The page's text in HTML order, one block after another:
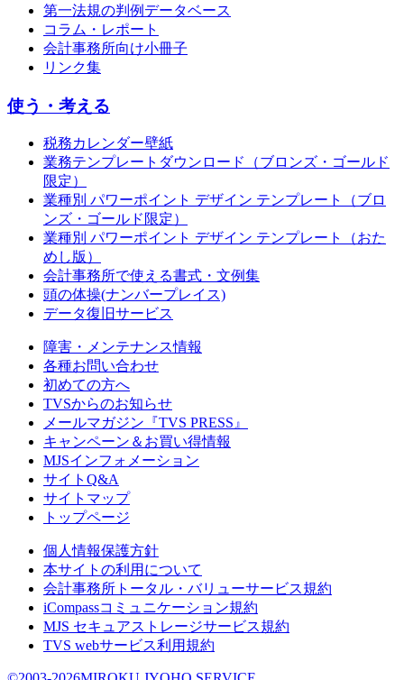
第一法規の判例データベース
コラム・レポート
会計事務所向け小冊子
リンク集
使う・考える
税務カレンダー壁紙
業務テンプレートダウンロード（ブロンズ・ゴールド
限定）
業種別 パワーポイント デザイン テンプレート（ブロ
ンズ・ゴールド限定）
業種別 パワーポイント デザイン テンプレート（おた
めし版）
会計事務所で使える書式・文例集
頭の体操(ナンバープレイス)
データ復旧サービス
障害・メンテナンス情報
各種お問い合わせ
初めての方へ
TVSからのお知らせ
メールマガジン『TVS PRESS』
キャンペーン＆お買い得情報
MJSインフォメーション
サイトQ&A
サイトマップ
トップページ
個人情報保護方針
本サイトの利用について
会計事務所トータル・バリューサービス規約
iCompassコミュニケーション規約
MJS セキュアストレージサービス規約
TVS webサービス利用規約